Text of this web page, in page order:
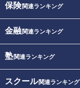
保険関連ランキング
金融関連ランキング
塾関連ランキング
スクール関連ランキング